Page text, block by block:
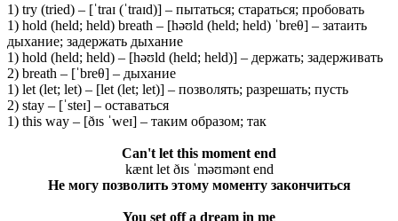
1) try (tried) – [ˈtraɪ (ˈtraɪd)] – пытаться; стараться; пробовать
1) hold (held; held) breath – [həʊld (held; held) ˈbreθ] – затаить
дыхание; задержать дыхание
1) hold (held; held) – [həʊld (held; held)] – держать; задерживать
2) breath – [ˈbreθ] – дыхание
1) let (let; let) – [let (let; let)] – позволять; разрешать; пусть
2) stay – [ˈsteɪ] – оставаться
1) this way – [ðɪs ˈweɪ] – таким образом; так
Can't let this moment end
kænt let ðɪs ˈməʊmənt end
Не могу позволить этому моменту закончиться
You set off a dream in me